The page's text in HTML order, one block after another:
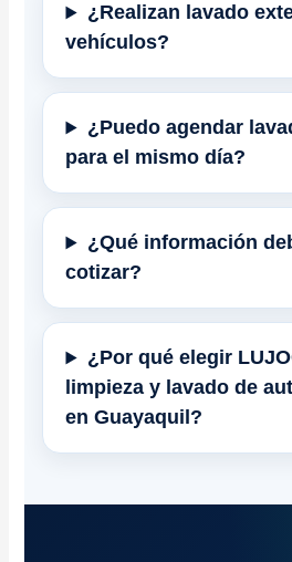
¿Realizan lavado
vehículos?
¿Puedo agendar
para el mismo día?
¿Qué información
cotizar?
¿Por qué elegir
limpieza y lavado de
en Guayaquil?